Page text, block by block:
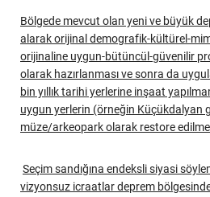
Bölgede mevcut olan yeni ve büyük
alarak orijinal demografik-kültürel-
orijinaline uygun-bütüncül-güvenilir
olarak hazırlanması ve sonra da
bin yıllık tarihi yerlerine inşaat
uygun yerlerin (örneğin Küçükdalyan
müze/arkeopark olarak restore
Seçim sandığına endeksli siyasi
vizyonsuz icraatlar deprem